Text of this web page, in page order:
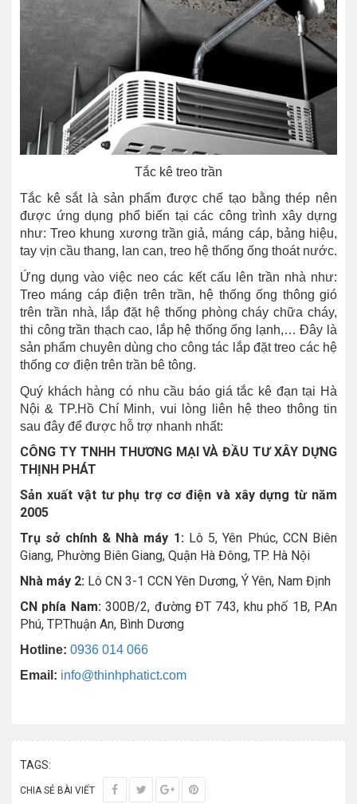
Tắc kê treo trần
Tắc kê sắt là sản phẩm được chế tạo bằng thép nên
được ứng dụng phổ biến tại các công trình xây dựng
như: Treo khung xương trần giả, máng cáp, bảng hiệu,
tay vịn cầu thang, lan can, treo hệ thống ống thoát nước.
Ứng dụng vào việc neo các kết cấu lên trần nhà như:
Treo máng cáp điện trên trần, hệ thống ống thông gió
trên trần nhà, lắp đặt hệ thống phòng cháy chữa cháy,
thi công trần thạch cao, lắp hệ thống ống lạnh,… Đây là
sản phẩm chuyên dùng cho công tác lắp đặt treo các hệ
thống cơ điện trên trần bê tông.
Quý khách hàng có nhu cầu báo giá tắc kê đạn tại Hà
Nội & TP.Hồ Chí Minh, vui lòng liên hệ theo thông tin
sau đây để được hỗ trợ nhanh nhất:
CÔNG TY TNHH THƯƠNG MẠI VÀ ĐẦU TƯ XÂY DỰNG
THỊNH PHÁT
Sản xuất vật tư phụ trợ cơ điện và xây dựng từ năm
2005
Trụ sở chính & Nhà máy 1: Lô 5, Yên Phúc, CCN Biên
Giang, Phường Biên Giang, Quận Hà Đông, TP. Hà Nội
Nhà máy 2: Lô CN 3-1 CCN Yên Dương, Ý Yên, Nam Định
CN phía Nam: 300B/2, đường ĐT 743, khu phố 1B, P.An
Phú, TP.Thuận An, Bình Dương
Hotline: 0936 014 066
Email: info@thinhphatict.com
TAGS:
CHIA SẺ BÀI VIẾT